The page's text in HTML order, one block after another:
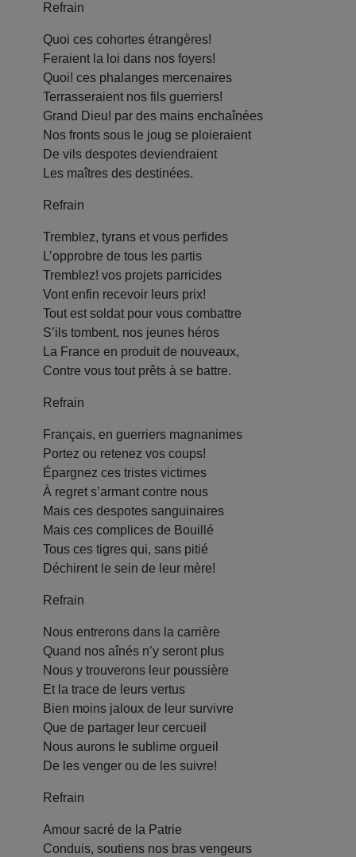
Refrain
Quoi ces cohortes étrangères!
Feraient la loi dans nos foyers!
Quoi! ces phalanges mercenaires
Terrasseraient nos fils guerriers!
Grand Dieu! par des mains enchaînées
Nos fronts sous le joug se ploieraient
De vils despotes deviendraient
Les maîtres des destinées.
Refrain
Tremblez, tyrans et vous perfides
L’opprobre de tous les partis
Tremblez! vos projets parricides
Vont enfin recevoir leurs prix!
Tout est soldat pour vous combattre
S’ils tombent, nos jeunes héros
La France en produit de nouveaux,
Contre vous tout prêts à se battre.
Refrain
Français, en guerriers magnanimes
Portez ou retenez vos coups!
Épargnez ces tristes victimes
À regret s’armant contre nous
Mais ces despotes sanguinaires
Mais ces complices de Bouillé
Tous ces tigres qui, sans pitié
Déchirent le sein de leur mère!
Refrain
Nous entrerons dans la carrière
Quand nos aînés n’y seront plus
Nous y trouverons leur poussière
Et la trace de leurs vertus
Bien moins jaloux de leur survivre
Que de partager leur cercueil
Nous aurons le sublime orgueil
De les venger ou de les suivre!
Refrain
Amour sacré de la Patrie
Conduis, soutiens nos bras vengeurs